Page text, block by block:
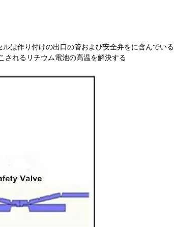
は作り付けの出口の管および安全弁をに含んでいる
されるリチウム電池の高温を解決する